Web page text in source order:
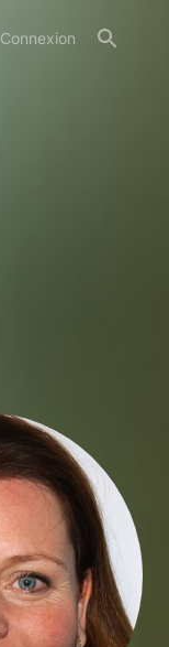
Connexion